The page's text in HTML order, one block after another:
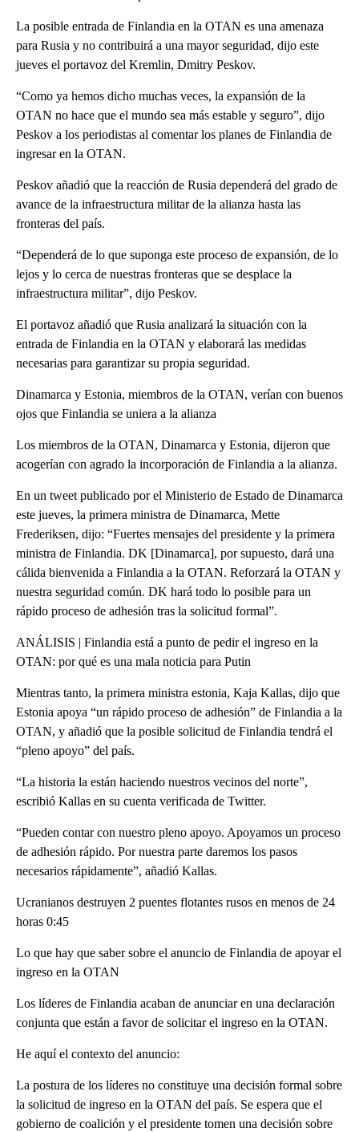
La posible entrada de Finlandia en la OTAN es una amenaza
para Rusia y no contribuirá a una mayor seguridad, dijo este
jueves el portavoz del Kremlin, Dmitry Peskov.
“Como ya hemos dicho muchas veces, la expansión de la
OTAN no hace que el mundo sea más estable y seguro”, dijo
Peskov a los periodistas al comentar los planes de Finlandia de
ingresar en la OTAN.
Peskov añadió que la reacción de Rusia dependerá del grado de
avance de la infraestructura militar de la alianza hasta las
fronteras del país.
“Dependerá de lo que suponga este proceso de expansión, de lo
lejos y lo cerca de nuestras fronteras que se desplace la
infraestructura militar”, dijo Peskov.
El portavoz añadió que Rusia analizará la situación con la
entrada de Finlandia en la OTAN y elaborará las medidas
necesarias para garantizar su propia seguridad.
Dinamarca y Estonia, miembros de la OTAN, verían con buenos
ojos que Finlandia se uniera a la alianza
Los miembros de la OTAN, Dinamarca y Estonia, dijeron que
acogerían con agrado la incorporación de Finlandia a la alianza.
En un tweet publicado por el Ministerio de Estado de Dinamarca
este jueves, la primera ministra de Dinamarca, Mette
Frederiksen, dijo: “Fuertes mensajes del presidente y la primera
ministra de Finlandia. DK [Dinamarca], por supuesto, dará una
cálida bienvenida a Finlandia a la OTAN. Reforzará la OTAN y
nuestra seguridad común. DK hará todo lo posible para un
rápido proceso de adhesión tras la solicitud formal”.
ANÁLISIS | Finlandia está a punto de pedir el ingreso en la
OTAN: por qué es una mala noticia para Putin
Mientras tanto, la primera ministra estonia, Kaja Kallas, dijo que
Estonia apoya “un rápido proceso de adhesión” de Finlandia a la
OTAN, y añadió que la posible solicitud de Finlandia tendrá el
“pleno apoyo” del país.
“La historia la están haciendo nuestros vecinos del norte”,
escribió Kallas en su cuenta verificada de Twitter.
“Pueden contar con nuestro pleno apoyo. Apoyamos un proceso
de adhesión rápido. Por nuestra parte daremos los pasos
necesarios rápidamente”, añadió Kallas.
Ucranianos destruyen 2 puentes flotantes rusos en menos de 24
horas 0:45
Lo que hay que saber sobre el anuncio de Finlandia de apoyar el
ingreso en la OTAN
Los líderes de Finlandia acaban de anunciar en una declaración
conjunta que están a favor de solicitar el ingreso en la OTAN.
He aquí el contexto del anuncio:
La postura de los líderes no constituye una decisión formal sobre
la solicitud de ingreso en la OTAN del país. Se espera que el
gobierno de coalición y el presidente tomen una decisión sobre